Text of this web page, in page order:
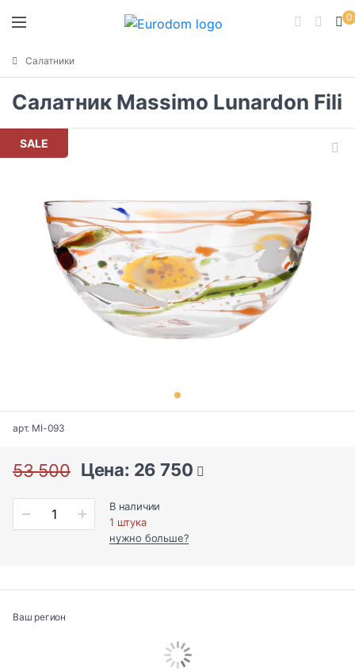
0
Салатники
Салатник Massimo Lunardon Fili
SALE
арт. MI-093
53 500 Цена: 26 750
В наличии
1 штука
нужно больше?
Ваш регион